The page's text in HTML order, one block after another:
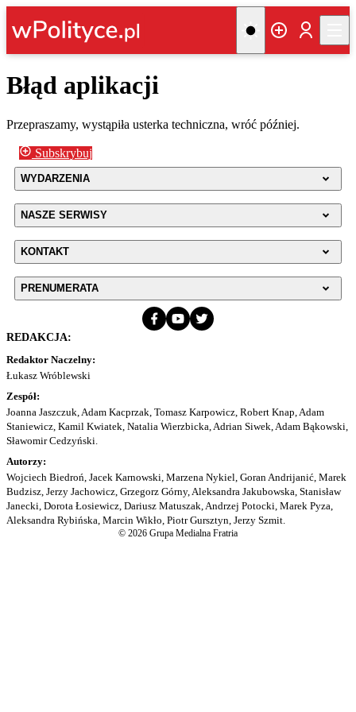
Błąd aplikacji
Przepraszamy, wystąpiła usterka techniczna, wróć później.
Subskrybuj
WYDARZENIA
NASZE SERWISY
KONTAKT
PRENUMERATA
REDAKCJA:
Redaktor Naczelny:
Łukasz Wróblewski
Zespół:
Joanna Jaszczuk, Adam Kacprzak, Tomasz Karpowicz, Robert Knap, Adam
Staniewicz, Kamil Kwiatek, Natalia Wierzbicka, Adrian Siwek, Adam Bąkowski,
Sławomir Cedzyński.
Autorzy:
Wojciech Biedroń, Jacek Karnowski, Marzena Nykiel, Goran Andrijanić, Marek
Budzisz, Jerzy Jachowicz, Grzegorz Górny, Aleksandra Jakubowska, Stanisław
Janecki, Dorota Łosiewicz, Dariusz Matuszak, Andrzej Potocki, Marek Pyza,
Aleksandra Rybińska, Marcin Wikło, Piotr Gursztyn, Jerzy Szmit.
© 2026 Grupa Medialna Fratria